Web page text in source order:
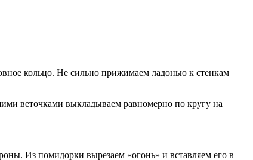
кольцо. Не сильно прижимаем ладонью к стенкам
веточками выкладываем равномерно по кругу на
Из помидорки вырезаем «огонь» и вставляем его в